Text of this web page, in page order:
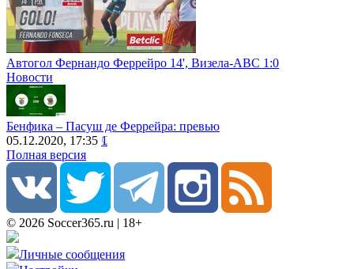
Автогол Фернандо Феррейро 14', Визела-АВС 1:0
Новости
Бенфика – Пасуш де Феррейра: превью
05.12.2020, 17:35 1
Полная версия
© 2026 Soccer365.ru | 18+
Личные сообщения